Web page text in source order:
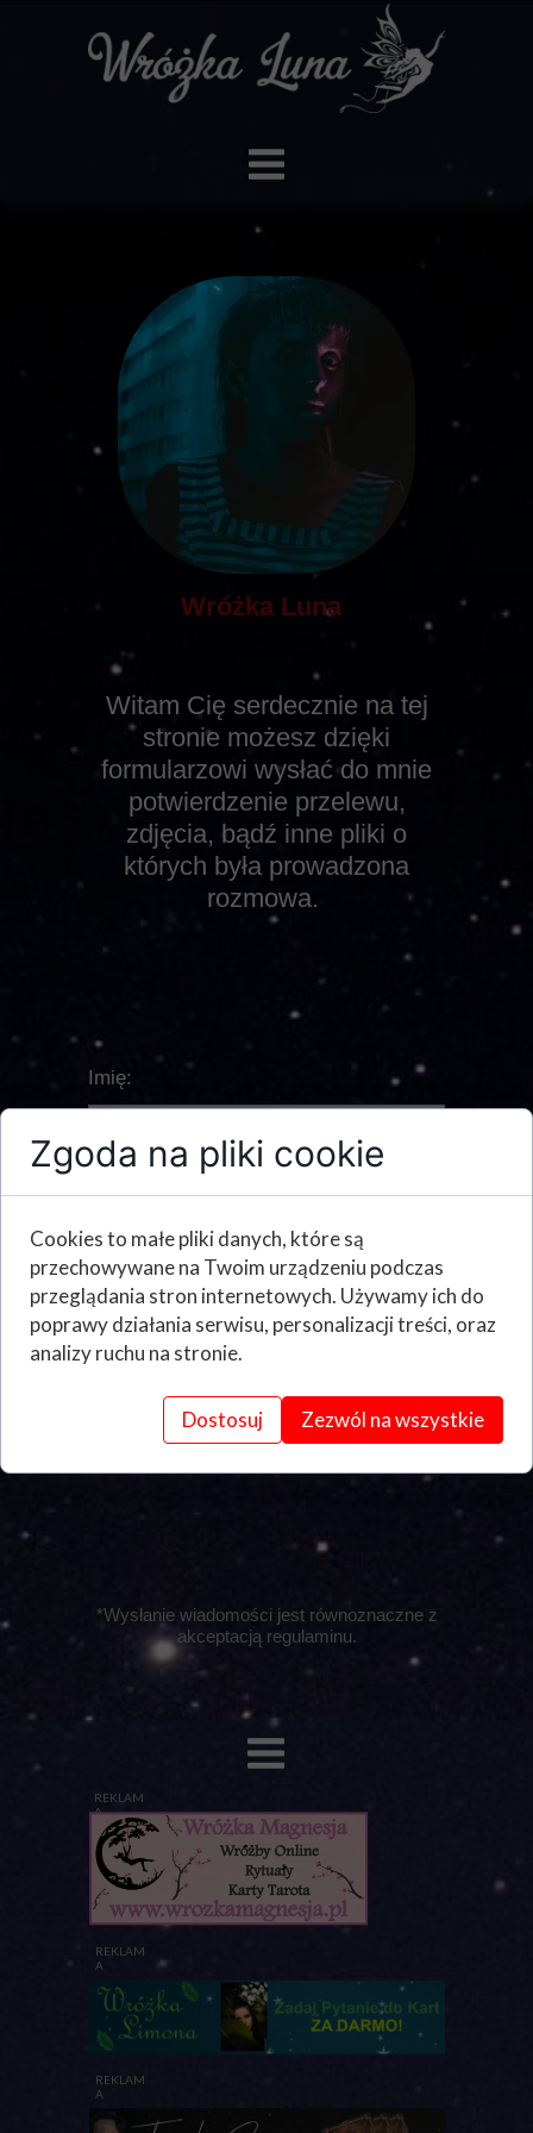
REKLAM
A
REKLAM
A
REKLAM
A
*Wysłanie wiadomości jest równoznaczne z
akceptacją regulaminu.
Witam Cię serdecznie na tej
stronie możesz dzięki
formularzowi wysłać do mnie
potwierdzenie przelewu,
zdjęcia, bądź inne pliki o
których była prowadzona
rozmowa.
Imię:
Plik który chcesz wysłać:
Wyślij
Wróżka Luna
Zgoda na pliki cookie
Cookies to małe pliki danych, które są
przechowywane na Twoim urządzeniu podczas
przeglądania stron internetowych. Używamy ich do
poprawy działania serwisu, personalizacji treści, oraz
analizy ruchu na stronie.
Dostosuj Zezwól na wszystkie